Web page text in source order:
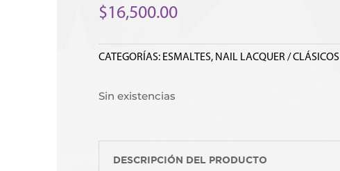
$16,500.00
CATEGORÍAS: ESMALTES, NAIL LACQUER / CLÁSICOS
Sin existencias
DESCRIPCIÓN DEL PRODUCTO